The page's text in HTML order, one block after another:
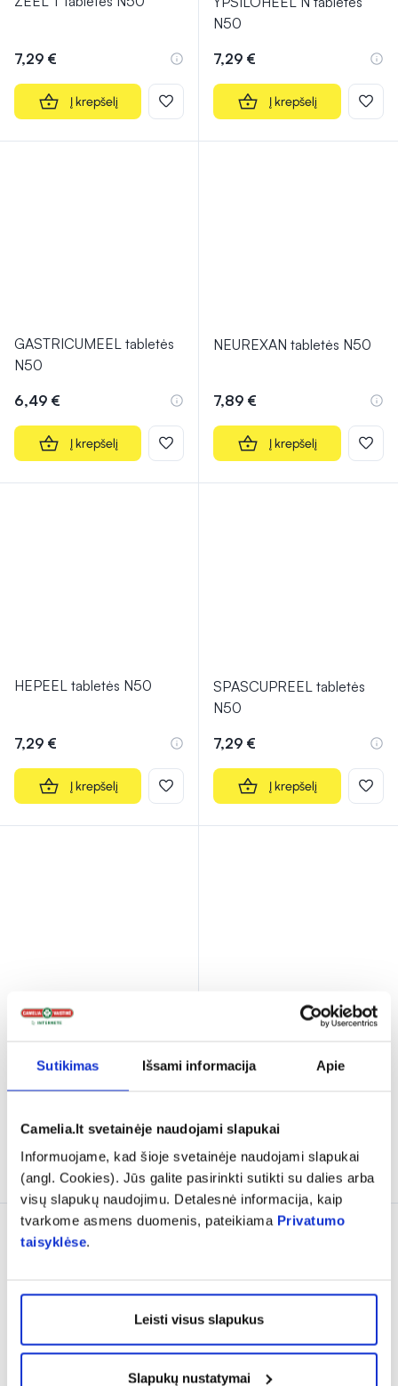
Sutikimas Išsami informacija Apie
Camelia.lt svetainėje naudojami slapukai
Informuojame, kad šioje svetainėje naudojami slapukai
(angl. Cookies). Jūs galite pasirinkti sutikti su dalies arba
visų slapukų naudojimu. Detalesnė informacija, kaip
tvarkome asmens duomenis, pateikiama Privatumo
taisyklėse.
Leisti visus slapukus
Slapukų nustatymai
7,29 €
Į krepšelį
N50
7,29 €
Į krepšelį
GASTRICUMEEL tabletės
N50
6,49 €
Į krepšelį
NEUREXAN tabletės N50
7,89 €
Į krepšelį
HEPEEL tabletės N50
7,29 €
Į krepšelį
SPASCUPREEL tabletės
N50
7,29 €
Į krepšelį
VIBURGEL raminantis
5,29 €
% PAPILDOMA NUOLAIDA
Į krepšelį
lašai (tirpalas) 30 ml
8,49 €
Į krepšelį